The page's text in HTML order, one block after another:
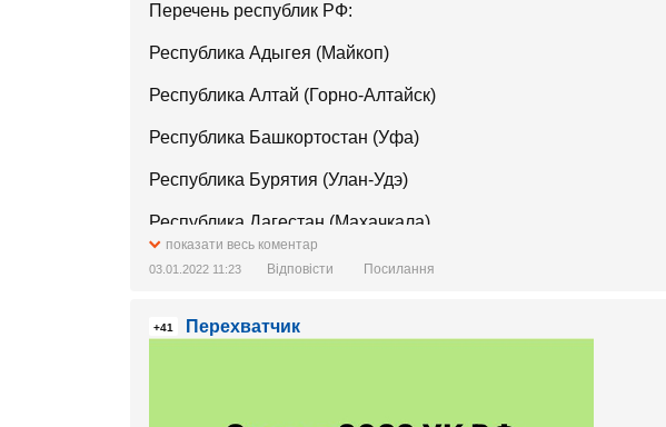
Перечень республик РФ:
Республика Адыгея (Майкоп)
Республика Алтай (Горно-Алтайск)
Республика Башкортостан (Уфа)
Республика Бурятия (Улан-Удэ)
Республика Дагестан (Махачкала)
Республика Ингушетия (Магас)
показати весь коментар
03.01.2022 11:23 Відповісти Посилання
+41 Перехватчик